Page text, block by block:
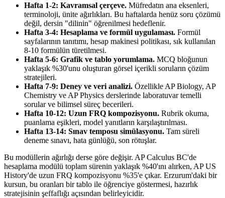
Hafta 1-2: Kavramsal çerçeve. Müfredatın ana eksenleri,
terminoloji, ünite ağırlıkları. Bu haftalarda henüz soru çözümü
değil, dersin "dilinin" öğrenilmesi hedeflenir.
Hafta 3-4: Hesaplama ve formül uygulaması. Formül
sayfalarının tanıtımı, hesap makinesi politikası, sık kullanılan
8-10 formülün türetilmesi.
Hafta 5-6: Grafik ve tablo yorumlama. MCQ bloğunun
yaklaşık %30'unu oluşturan görsel içerikli soruların çözüm
stratejileri.
Hafta 7-9: Deney ve veri analizi. Özellikle AP Biology, AP
Chemistry ve AP Physics derslerinde laboratuvar temelli
sorular ve bilimsel süreç becerileri.
Hafta 10-12: Uzun FRQ kompozisyonu. Rubrik okuma,
puanlama eşikleri, model yanıtların karşılaştırılması.
Hafta 13-14: Sınav temposu simülasyonu. Tam süreli
deneme sınavı, hata günlüğü, son rötuşlar.
Bu modüllerin ağırlığı derse göre değişir. AP Calculus BC'de
hesaplama modülü toplam sürenin yaklaşık %40'ını alırken, AP US
History'de uzun FRQ kompozisyonu %35'e çıkar. Erzurum'daki bir
kursun, bu oranları bir tablo ile öğrenciye göstermesi, hazırlık
stratejisinin şeffaflığı açısından belirleyicidir.